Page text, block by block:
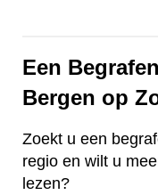
Een
Bergen op
Zoekt u een
regio en wilt u
lezen?